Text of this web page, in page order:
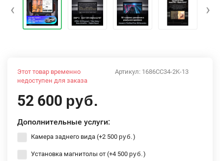
‹ ›
Артикул: 1686CC34-2K-13
Этот товар временно
недоступен для заказа
52 600 руб.
Дополнительные услуги:
Камера заднего вида (+2 500 руб. )
Установка магнитолы от (+4 500 руб. )